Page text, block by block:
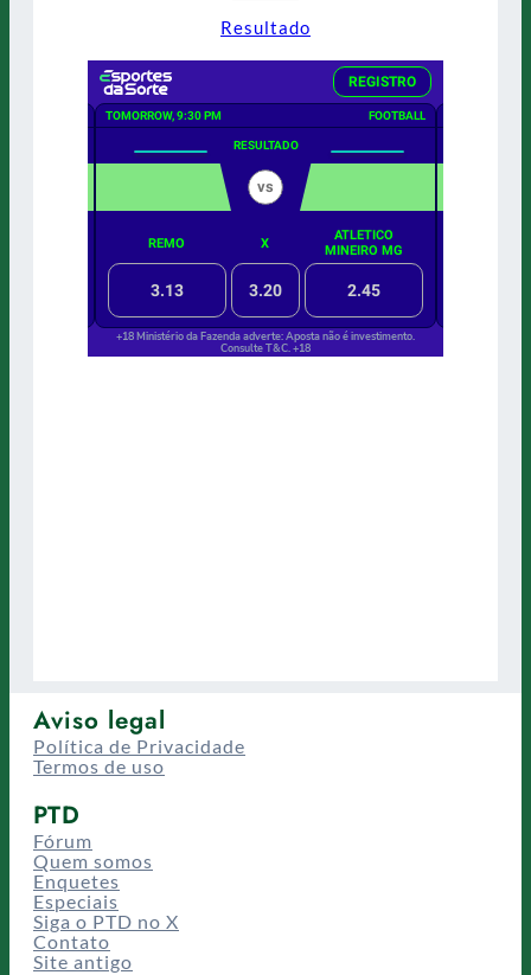
Resultado
Aviso legal
Política de Privacidade
Termos de uso
PTD
Fórum
Quem somos
Enquetes
Especiais
Siga o PTD no X
Contato
Site antigo